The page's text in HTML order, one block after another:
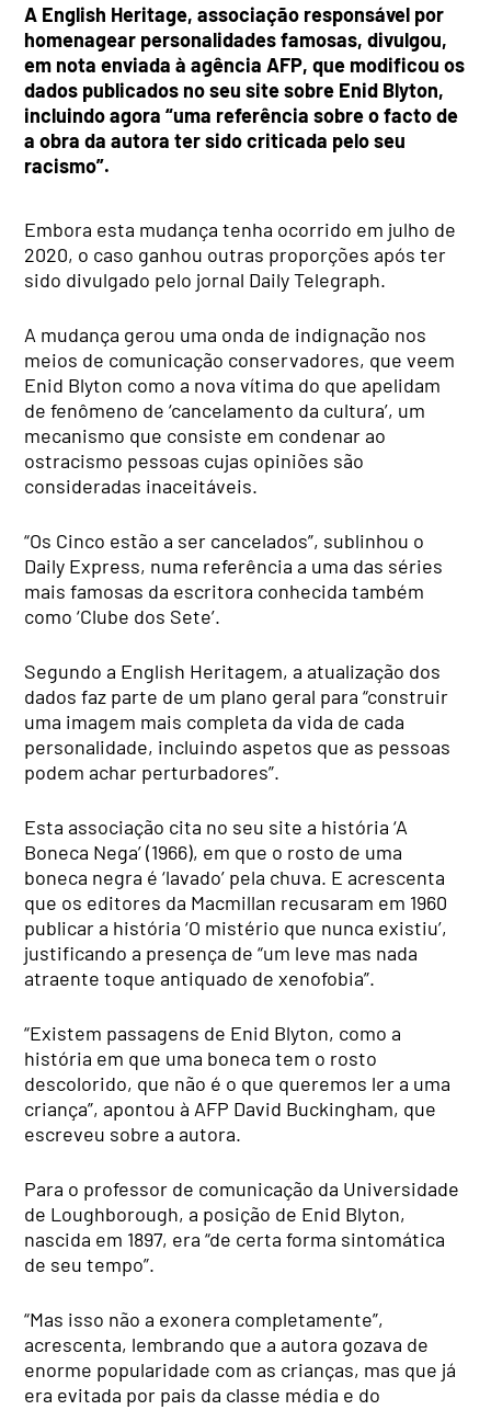
A English Heritage, associação responsável por
homenagear personalidades famosas, divulgou,
em nota enviada à agência AFP, que modificou os
dados publicados no seu site sobre Enid Blyton,
incluindo agora “uma referência sobre o facto de
a obra da autora ter sido criticada pelo seu
racismo”.
Embora esta mudança tenha ocorrido em julho de
2020, o caso ganhou outras proporções após ter
sido divulgado pelo jornal Daily Telegraph.
A mudança gerou uma onda de indignação nos
meios de comunicação conservadores, que veem
Enid Blyton como a nova vítima do que apelidam
de fenômeno de ‘cancelamento da cultura’, um
mecanismo que consiste em condenar ao
ostracismo pessoas cujas opiniões são
consideradas inaceitáveis.
“Os Cinco estão a ser cancelados”, sublinhou o
Daily Express, numa referência a uma das séries
mais famosas da escritora conhecida também
como ‘Clube dos Sete’.
Segundo a English Heritagem, a atualização dos
dados faz parte de um plano geral para “construir
uma imagem mais completa da vida de cada
personalidade, incluindo aspetos que as pessoas
podem achar perturbadores”.
Esta associação cita no seu site a história ‘A
Boneca Nega’ (1966), em que o rosto de uma
boneca negra é ‘lavado’ pela chuva. E acrescenta
que os editores da Macmillan recusaram em 1960
publicar a história ‘O mistério que nunca existiu’,
justificando a presença de “um leve mas nada
atraente toque antiquado de xenofobia”.
“Existem passagens de Enid Blyton, como a
história em que uma boneca tem o rosto
descolorido, que não é o que queremos ler a uma
criança”, apontou à AFP David Buckingham, que
escreveu sobre a autora.
Para o professor de comunicação da Universidade
de Loughborough, a posição de Enid Blyton,
nascida em 1897, era “de certa forma sintomática
de seu tempo”.
“Mas isso não a exonera completamente”,
acrescenta, lembrando que a autora gozava de
enorme popularidade com as crianças, mas que já
era evitada por pais da classe média e do